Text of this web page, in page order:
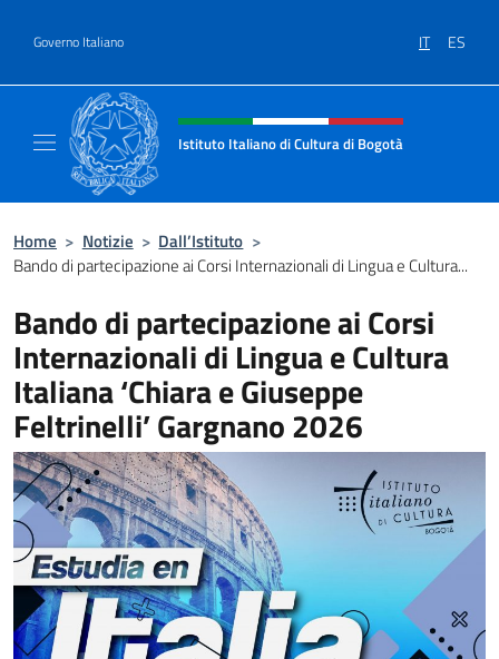
Governo Italiano IT ES
Intestazione sito, social e menù
Istituto Italiano di Cultura di Bogotà
Home > Notizie > Dall’Istituto >
Bando di partecipazione ai Corsi Internazionali di Lingua e Cultura...
Bando di partecipazione ai Corsi
Internazionali di Lingua e Cultura
Italiana ‘Chiara e Giuseppe
Feltrinelli’ Gargnano 2026